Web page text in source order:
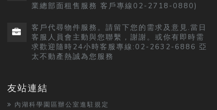
業總部面租售服務 客戶專線02-2718-0880)
客戶代尋物件服務。請留下您的需求及意見.當日
客服人員會主動與您聯繫，謝謝。或你有即時需
求歡迎隨時24小時客服專線:02-2632-6886 亞
太不動產熱誠為您服務
友站連結
內湖科學園區辦公室進駐規定